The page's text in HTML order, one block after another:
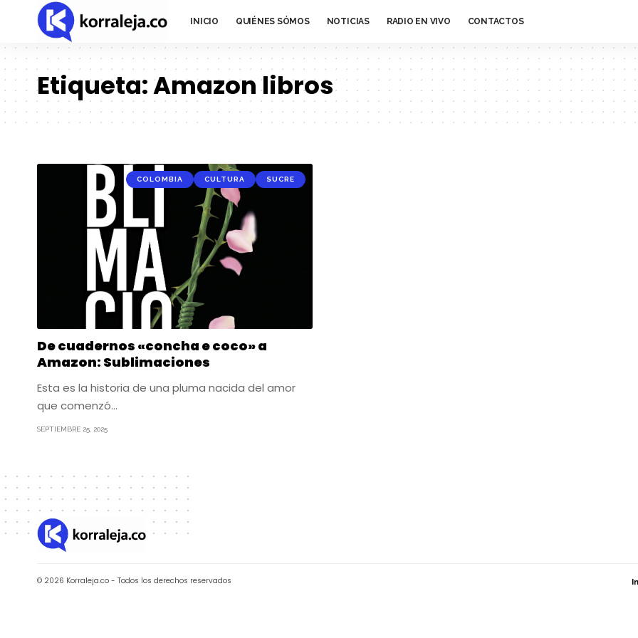
INICIO QUIÉNES SÓMOS NOTICIAS RADIO EN VIVO CONTACTOS
Etiqueta:Amazon libros
COLOMBIA CULTURA SUCRE
De cuadernos «concha e coco» a
Amazon: Sublimaciones
Esta es la historia de una pluma nacida del amor
que comenzó…
SEPTIEMBRE 25, 2025
© 2026 Korraleja.co - Todos los derechos reservados